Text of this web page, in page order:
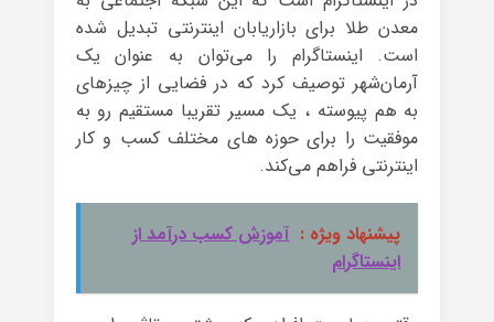
معدن طلا برای بازاریابان اینترنتی تبدیل شده
است. اینستاگرام را می‌توان به عنوان یک
آرمان‌شهر توصیف کرد که در فضایی از چیزهای
به هم پیوسته ، یک مسیر تقریبا مستقیم رو به
موفقیت را برای حوزه‌ های مختلف کسب و کار
اینترنتی فراهم می‌کند.
پیشنهاد ویژه : آموزش کسب درآمد از
اینستاگرام